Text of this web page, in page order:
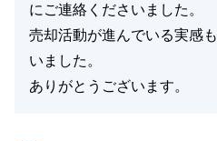
にご連絡くださいました。
売却活動が進んでいる実感
いました。
ありがとうございます。